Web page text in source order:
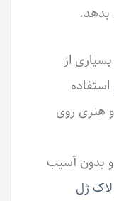
بدهد.
از
استفاده
هنری روی
بدون آسیب
ژل